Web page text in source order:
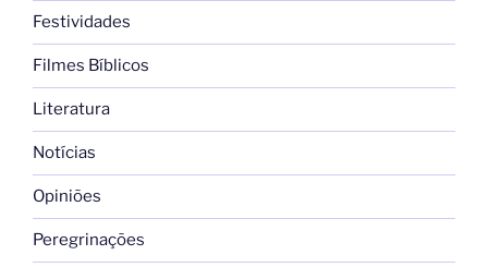
Festividades
Filmes Bíblicos
Literatura
Notícias
Opiniões
Peregrinações